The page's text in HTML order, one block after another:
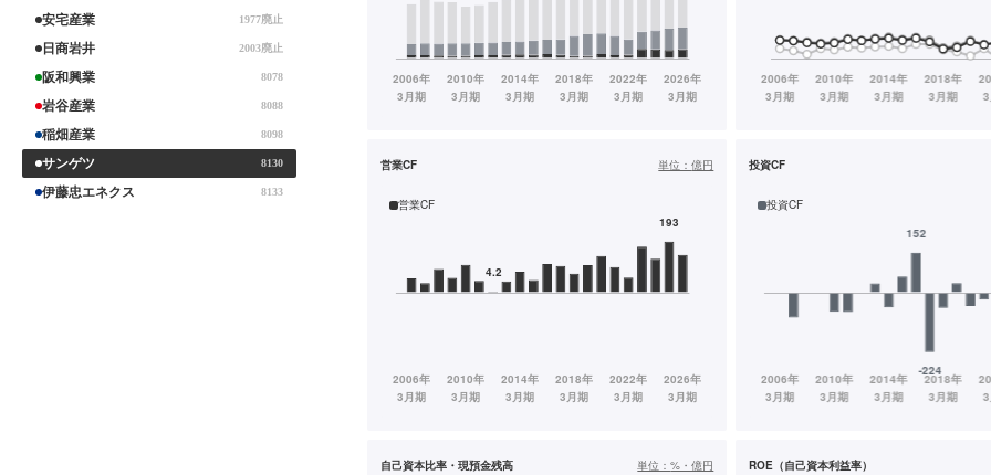
安宅産業 1977廃止
日商岩井 2003廃止
阪和興業 8078
岩谷産業 8088
稲畑産業 8098
サンゲツ 8130
伊藤忠エネクス 8133
営業CF 単位：億円
営業CF
投資CF
投資CF
自己資本比率・現預金残高 単位：%・億円 ROE（自己資本利益率）